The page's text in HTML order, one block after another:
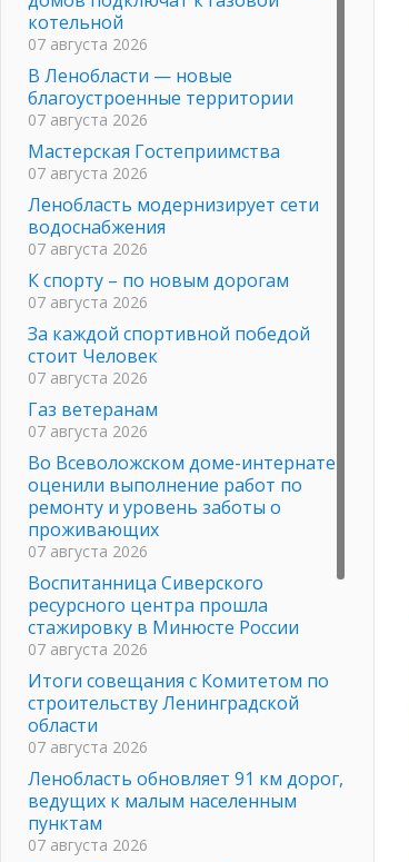
котельной
07 августа 2026
В Ленобласти — новые
благоустроенные территории
07 августа 2026
Мастерская Гостеприимства
07 августа 2026
Ленобласть модернизирует сети
водоснабжения
07 августа 2026
К спорту – по новым дорогам
07 августа 2026
За каждой спортивной победой
стоит Человек
07 августа 2026
Газ ветеранам
07 августа 2026
Во Всеволожском доме-интернате
оценили выполнение работ по
ремонту и уровень заботы о
проживающих
07 августа 2026
Воспитанница Сиверского
ресурсного центра прошла
стажировку в Минюсте России
07 августа 2026
Итоги совещания с Комитетом по
строительству Ленинградской
области
07 августа 2026
Ленобласть обновляет 91 км дорог,
ведущих к малым населенным
пунктам
07 августа 2026